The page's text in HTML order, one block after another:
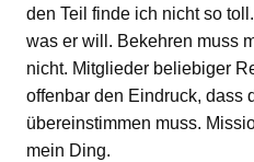
den Teil finde ich nicht so
was er will. Bekehren muss
nicht. Mitglieder beliebiger
offenbar den Eindruck, dass
übereinstimmen muss.
mein Ding.